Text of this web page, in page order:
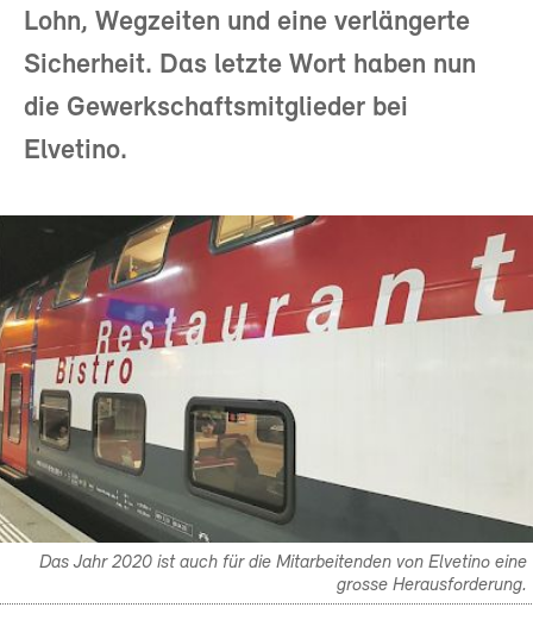
Lohn, Wegzeiten und eine verlängerte
Sicherheit. Das letzte Wort haben nun
die Gewerkschaftsmitglieder bei
Elvetino.
Das Jahr 2020 ist auch für die Mitarbeitenden von Elvetino eine
grosse Herausforderung.